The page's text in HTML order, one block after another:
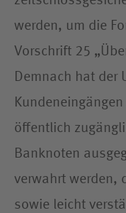
werden, um die
Vorschrift 25
Demnach hat der
öffentlich
Banknoten
verwahrt werden,
sowie leicht